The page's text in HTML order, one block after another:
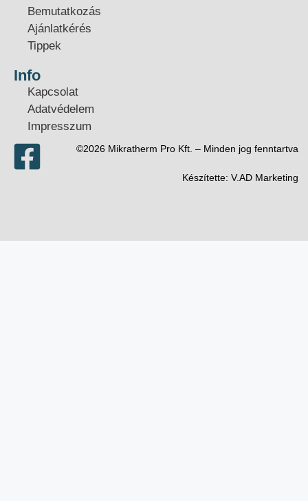
Bemutatkozás
Ajánlatkérés
Tippek
Info
Kapcsolat
Adatvédelem
Impresszum
©2026 Mikratherm Pro Kft. – Minden jog fenntartva​
Készítette: V.AD Marketing